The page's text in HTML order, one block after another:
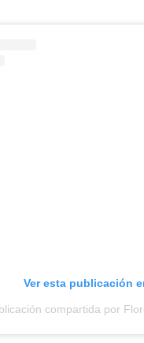
Ver esta publicación
compartida por